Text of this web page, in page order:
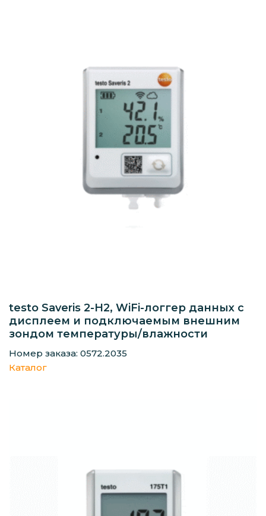
testo Saveris 2-H2, WiFi-логгер данных с
дисплеем и подключаемым внешним
зондом температуры/влажности
Номер заказа: 0572.2035
Каталог